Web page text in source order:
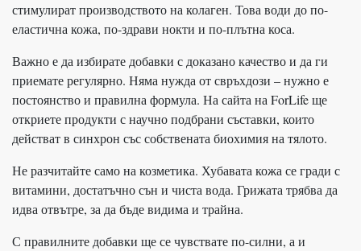
стимулират производството на колаген. Това води до по-
еластична кожа, по-здрави нокти и по-плътна коса.
Важно е да избирате добавки с доказано качество и да ги
приемате регулярно. Няма нужда от свръхдози – нужно е
постоянство и правилна формула. На сайта на ForLife ще
откриете продукти с научно подбрани съставки, които
действат в синхрон със собствената биохимия на тялото.
Не разчитайте само на козметика. Хубавата кожа се гради с
витамини, достатъчно сън и чиста вода. Грижата трябва да
идва отвътре, за да бъде видима и трайна.
С правилните добавки ще се чувствате по-силни, а и